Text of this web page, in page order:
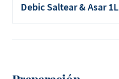
Debic Saltear & Asar 1L